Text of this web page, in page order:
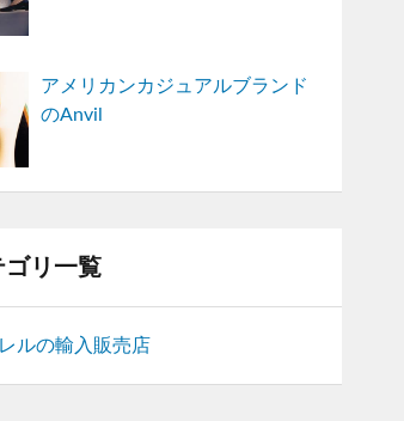
アメリカンカジュアルブランド
のAnvil
ゴリ一覧
ルの輸入販売店